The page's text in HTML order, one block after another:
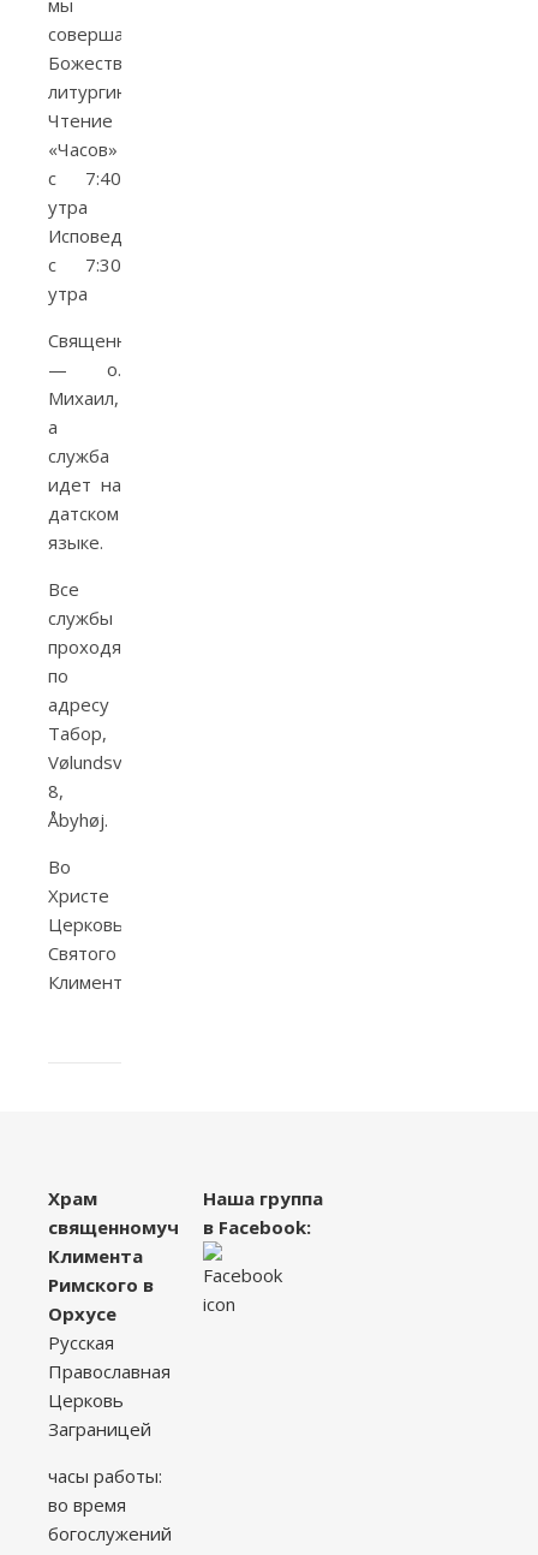
мы
совершаем
Божественную
литургию.
Чтение
«Часов»
с 7:40
утра
Исповедь
с 7:30
утра
Священник
— о.
Михаил,
а
служба
идет на
датском
языке.
Все
службы
проходят
по
адресу
Табор,
Vølundsvej
8,
Åbyhøj.
Во
Христе
Церковь
Святого
Климента
Храм
священномученика
Климента
Римского в
Орхусе
Русская
Православная
Церковь
Заграницей
часы работы:
во время
богослужений
Наша группа
в Facebook: